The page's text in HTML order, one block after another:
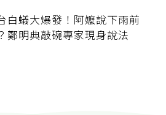
白蟻大爆發！阿嬤說下雨前
鄭明典敲碗專家現身說法